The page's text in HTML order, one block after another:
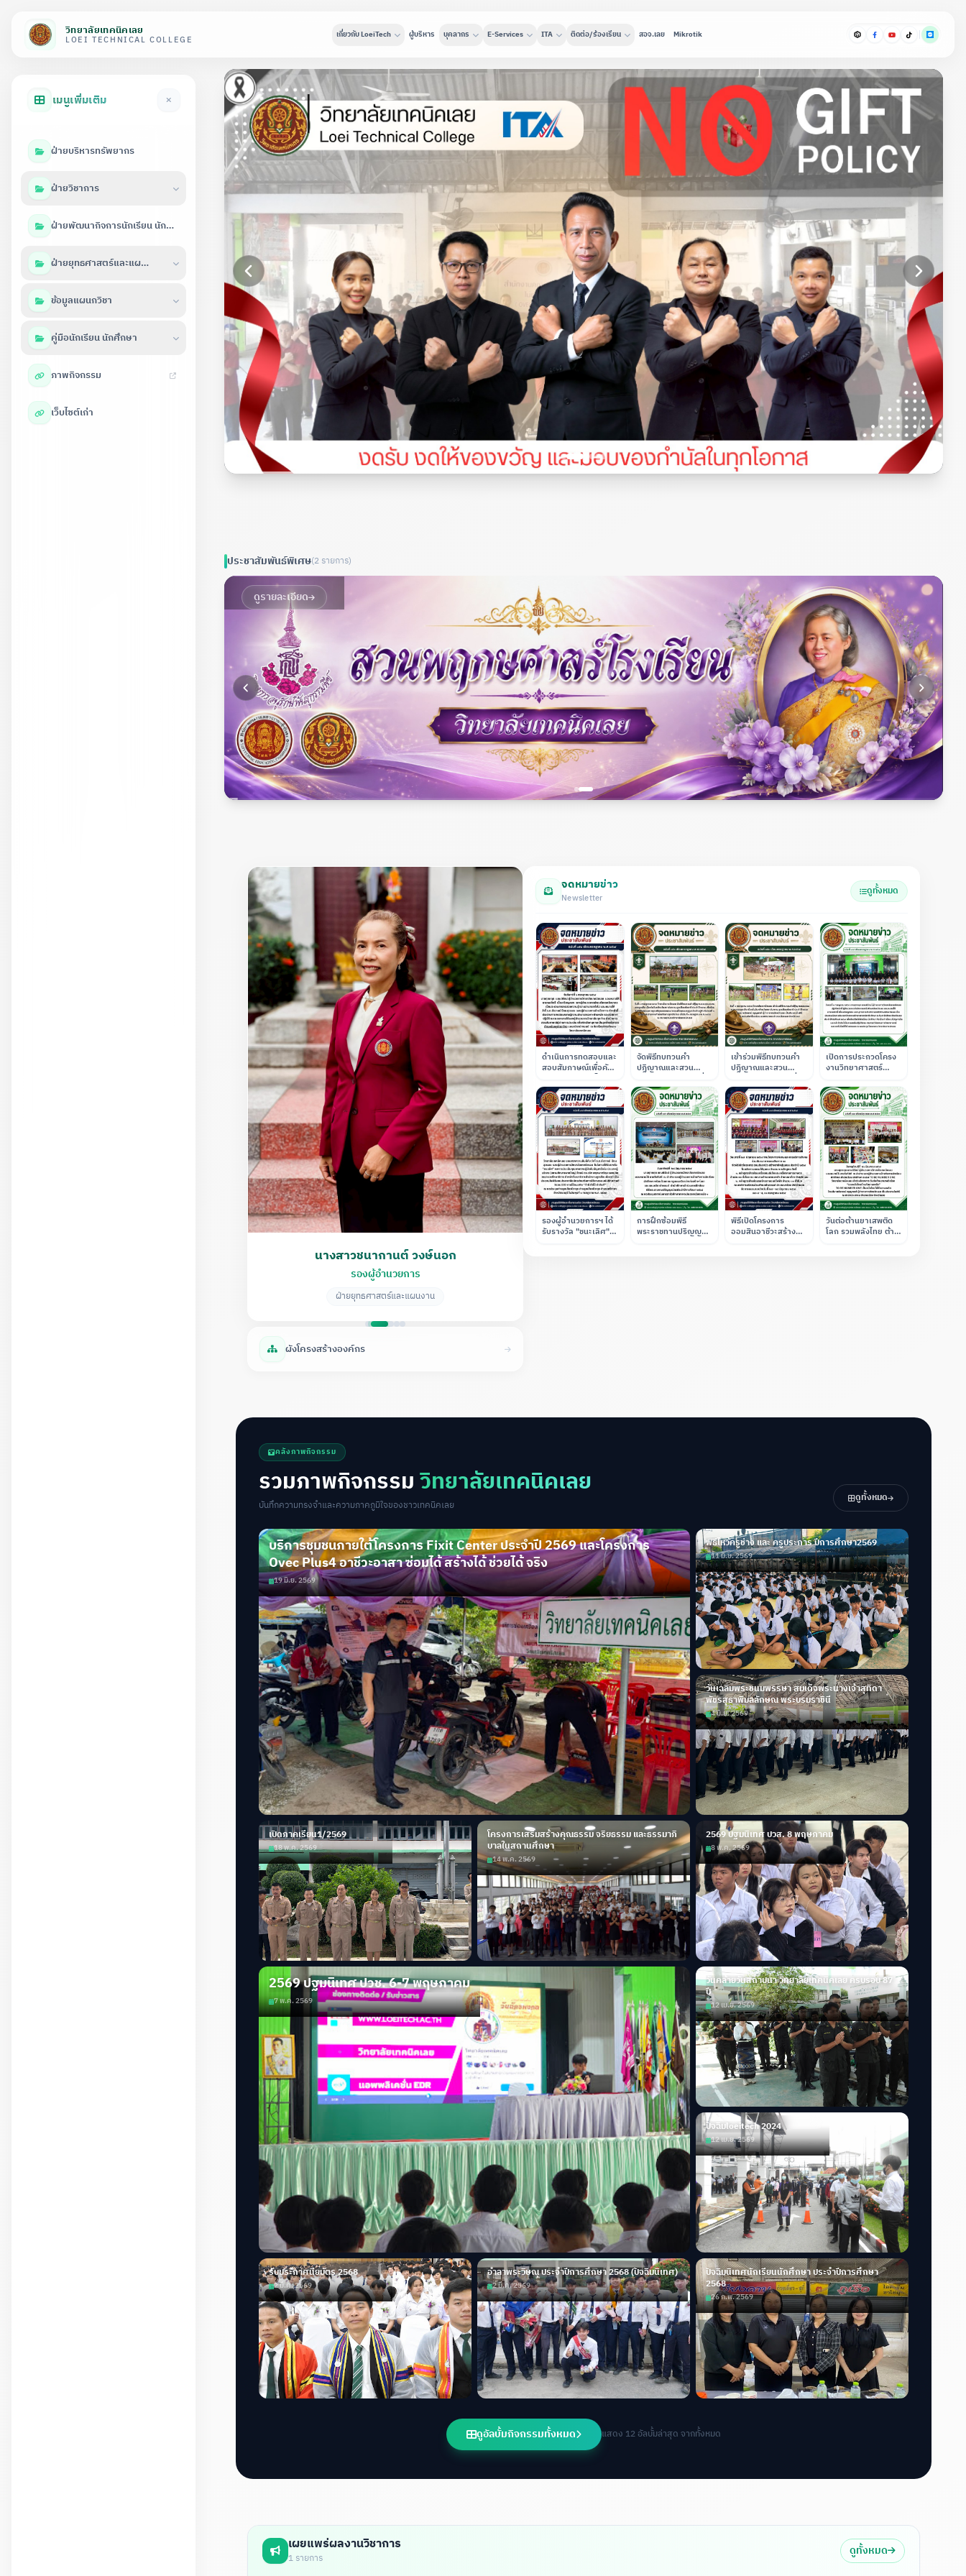
เมนูเพิ่มเติม
ฝ่ายบริหารทรัพยากร
ฝ่ายวิชาการ
ฝ่ายพัฒนากิจการนักเรียน นักศึกษา
ฝ่ายยุทธศาสตร์และแผนงาน
ข้อมูลแผนกวิชา
คู่มือนักเรียน นักศึกษา
ภาพกิจกรรม
เว็บไซต์เก่า
วิทยาลัยเทคนิคเลย
LOEI TECHNICAL COLLEGE เกี่ยวกับ LoeiTech ผู้บริหาร บุคลากร E-Services ITA ติดต่อ/ร้องเรียน สอจ.เลย Mikrotik
ประชาสัมพันธ์พิเศษ(2 รายการ)
ดูรายละเอียด
นายจีรทีปต์ ณ ลำปาง
รองผู้อำนวยการ
ฝ่ายกิจการนักเรียน นักศึกษา
ผังโครงสร้างองค์กร
จดหมายข่าว
Newsletter
ดูทั้งหมด
ดำเนินการทดสอบและ
สอบสัมภาษณ์เพื่อคัด
ลูกจ้างชั่วคราว
ตำแหน่งครูอัตราจ้าง
แผนกวิชาช่างยนต์
จัดพิธีทบทวนคำ
ปฏิญาณและสวน
น้อมรำลึกถึงพระผู้
พระราชทานกำเนิด
กิจการลูกเสือไทย ณ
สนามฟุตบอลของ
สถาบัน
เข้าร่วมพิธีทบทวนคำ
ปฏิญาณและสวน
ในวันคล้ายวันสถาปนา
คณะลูกเสือแห่งชาติ
ณ โรงเรียนเลย
พิทยาคม
เปิดการประกวดโครง
งานวิทยาศาสตร์
อาชีวศึกษาจังหวัดเลย
ประจำปีการศึกษา
2569
รองผู้อำนวยการฯ ได้
รับรางวัล "ชนะเลิศ" ผู้
การฝึกซ้อมพิธี
พระราชทานปริญญา
พิธีเปิดโครงการ
ออมสินอาชีวะสร้าง
วันต่อต้านยาเสพติด
โลก รวมพลังไทย ต้าน
คลังภาพกิจกรรม
รวมภาพกิจกรรมวิทยาลัยเทคนิคเลย
บันทึกความทรงจำและความภาคภูมิใจของชาวเทคนิคเลย
ดูทั้งหมด
บริการชุมชนภายใต้โครงการ Fixit Center ประจำปี 2569 และโครงการ
Ovec Plus4 อาชีวะอาสา ซ่อมได้ สร้างได้ ช่วยได้ จริง
19 มิ.ย. 2569
พิธีไหว้ครูช่าง และ ครูประการ ปีการศึกษา2569
11 มิ.ย. 2569
วันเฉลิมพระชนมพรรษา สมเด็จพระนางเจ้าสุทิดา
พัชรสุธาพิมลลักษณ พระบรมราชินี
4 มิ.ย. 2569
เปิดภาคเรียน1/2569
18 พ.ค. 2569
โครงการเสริมสร้างคุณธรรม จริยธรรม และธรรมาภิ
บาลในสถานศึกษา
14 พ.ค. 2569
2569 ปฐมนิเทศ ปวส. 8 พฤษภาคม
8 พ.ค. 2569
2569 ปฐมนิเทศ ปวช. 6-7 พฤษภาคม
7 พ.ค. 2569
วันคล้ายวันสถาปนา วิทยาลัยเทคนิคเลย ครบรอบ 87
ปี
12 เม.ย. 2569
ปัจฉิมloeitech 2024
12 เม.ย. 2569
รับประกาศนียบัตร 2568
2 มี.ค. 2569
อำลาพระวิษณุ ประจำปีการศึกษา 2568 (ปัจฉิมนิเทศ)
2 มี.ค. 2569
ปัจฉิมนิเทศนักเรียนนักศึกษา ประจำปีการศึกษา
2568
26 ก.พ. 2569
ดูอัลบั้มกิจกรรมทั้งหมด แสดง 12 อัลบั้มล่าสุด จากทั้งหมด
เผยแพร่ผลงานวิชาการ
1 รายการ ดูทั้งหมด